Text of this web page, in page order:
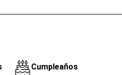
Cumpleaños